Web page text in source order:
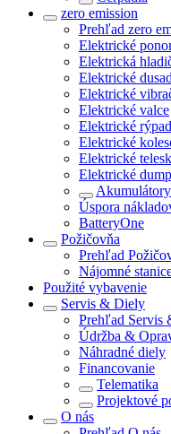
zero emission
Prehľad zero
Elektrické
Elektrická
Elektrické
Elektrické
Elektrické valce
Elektrické
Elektrické
Elektrické
Elektrické
Úspora
BatteryOne
Požičovňa
Prehľad
Nájomné
Použité vybavenie
Servis & Diely
Prehľad Servis
Údržba &
Náhradné diely
Financovanie
Telematika
Projektové
O nás